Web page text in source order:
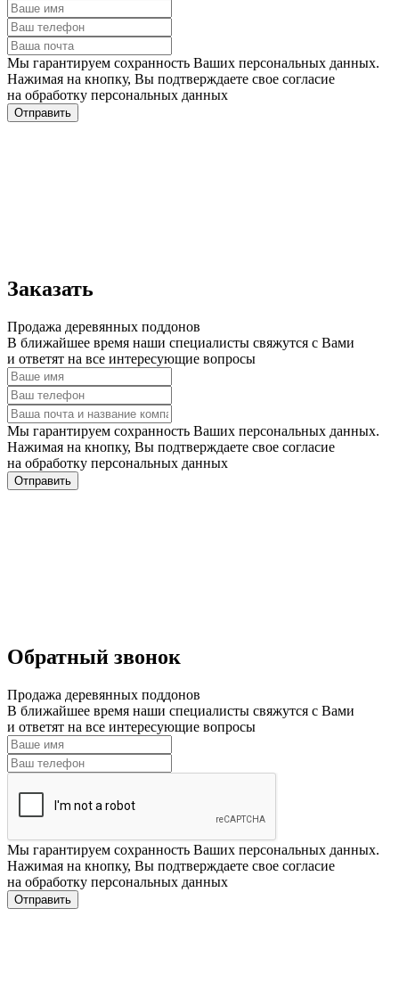
Мы гарантируем сохранность Ваших персональных данных.
Нажимая на кнопку, Вы подтверждаете свое согласие
на обработку персональных данных
Отправить
Заказать
Продажа деревянных поддонов
В ближайшее время наши специалисты свяжутся с Вами
и ответят на все интересующие вопросы
Мы гарантируем сохранность Ваших персональных данных.
Нажимая на кнопку, Вы подтверждаете свое согласие
на обработку персональных данных
Отправить
Обратный звонок
Продажа деревянных поддонов
В ближайшее время наши специалисты свяжутся с Вами
и ответят на все интересующие вопросы
Мы гарантируем сохранность Ваших персональных данных.
Нажимая на кнопку, Вы подтверждаете свое согласие
на обработку персональных данных
Отправить